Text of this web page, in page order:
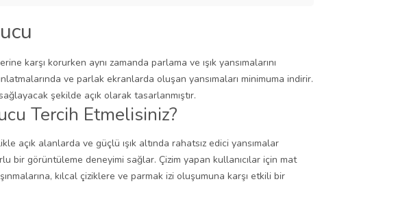
karşı korurken aynı zamanda parlama ve ışık yansımalarını
ve parlak ekranlarda oluşan yansımaları minimuma indirir.
şekilde açık olarak tasarlanmıştır.
Tercih Etmelisiniz?
açık alanlarda ve güçlü ışık altında rahatsız edici yansımalar
bir görüntüleme deneyimi sağlar. Çizim yapan kullanıcılar için mat
kılcal çiziklere ve parmak izi oluşumuna karşı etkili bir